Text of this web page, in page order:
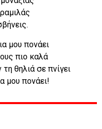
μου πονάει
πιο καλά
θηλιά σε πνίγει
μου πονάει!